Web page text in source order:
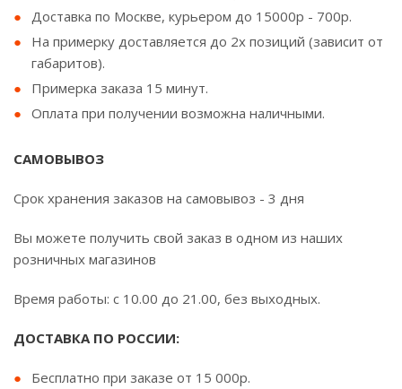
Доставка по Москве, курьером до 15000р - 700р.
На примерку доставляется до 2х позиций (зависит от
габаритов).
Примерка заказа 15 минут.
Оплата при получении возможна наличными.
САМОВЫВОЗ
Срок хранения заказов на самовывоз - 3 дня
Вы можете получить свой заказ в одном из наших
розничных магазинов
Время работы: с 10.00 до 21.00, без выходных.
ДОСТАВКА ПО РОССИИ:
Бесплатно при заказе от 15 000р.